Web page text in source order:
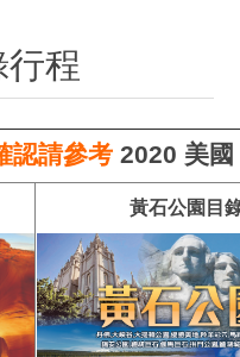
程
認請參考2020 美
黃石公園 目